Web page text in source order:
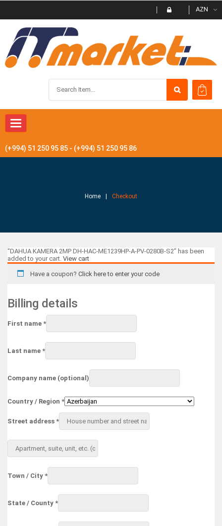
AZN
Toggle
navigation
(+994) 51 250 95 85 - (+994) 51 250 95 86
Home Checkout
“DAHUA KAMERA 2MP DH-HAC-ME1239HP-A-PV-0280B-S2” has been
added to your cart. View cart
Have a coupon? Click here to enter your code
Billing details
First name *
Last name *
Company name (optional)
Country / Region *
Street address *
Apartment,
suite,
unit,
(optional)
Town / City *
State / County *